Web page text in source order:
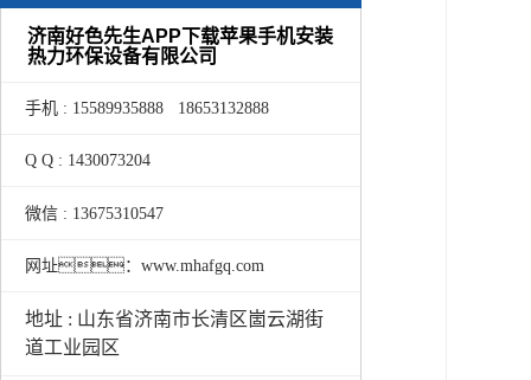
济南好色先生APP下载苹果手机安装
热力环保设备有限公司
手机 : 15589935888 18653132888
Q Q : 1430073204
微信 : 13675310547
网址：www.mhafgq.com
地址 : 山东省济南市长清区崮云湖街
道工业园区